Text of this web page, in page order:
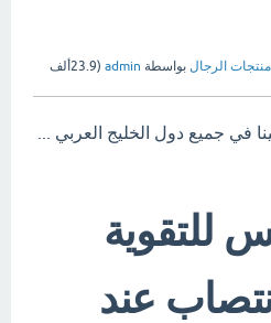
منتجات الرجال بواسطة admin
(23.9ألف
في جميع دول الخليج العربي ...
للتقوية
عند